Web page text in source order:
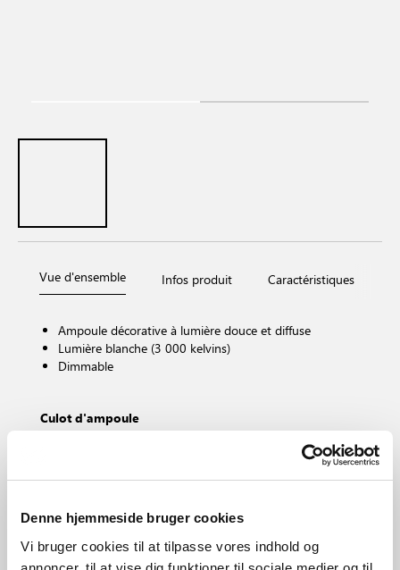
Denne hjemmeside bruger cookies
Vi bruger cookies til at tilpasse vores indhold og
Vue d'ensemble Infos produit Caractéristiques
Ampoule décorative à lumière douce et diffuse
Lumière blanche (3 000 kelvins)
Dimmable
Culot d'ampoule
E27
Oui, l’ampoule est dimmable.
3000
Luminosité de l’éclairage (Lumen)
806.0